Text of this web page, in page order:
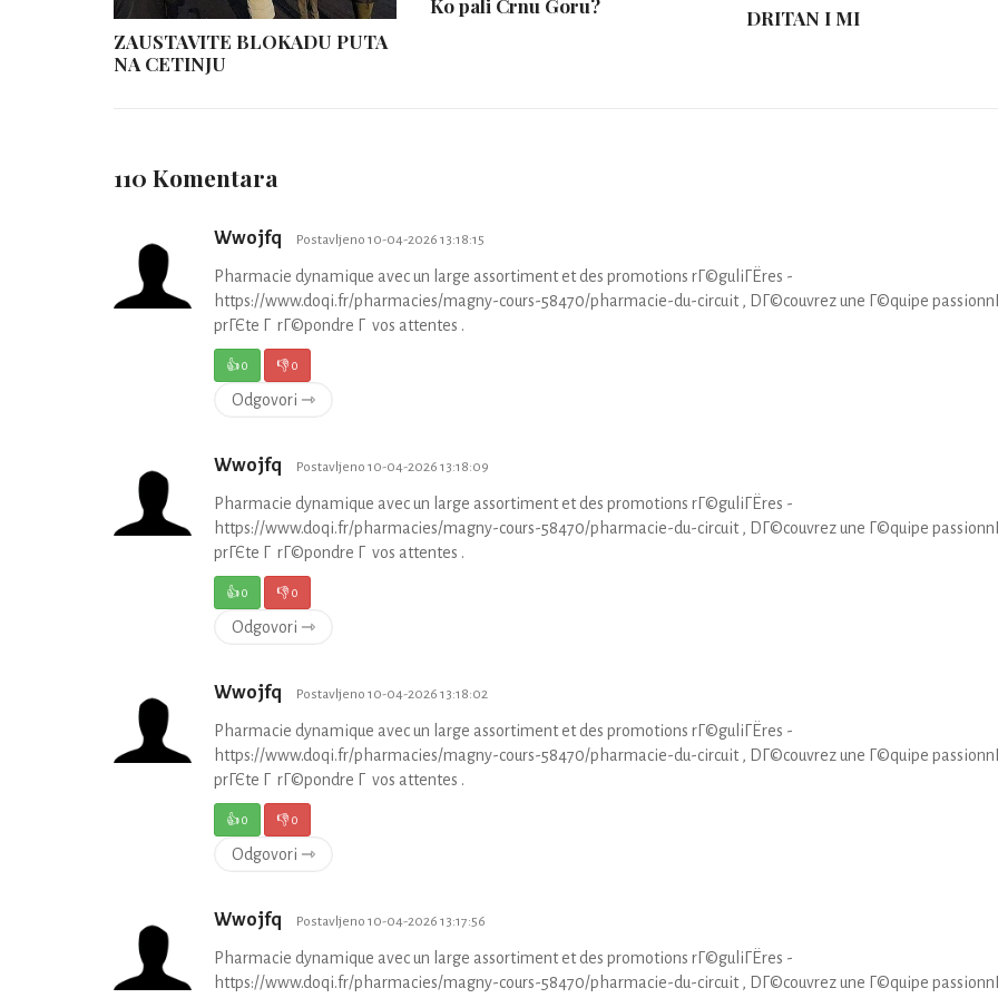
ZAUSTAVITE BLOKADU PUTA
NA CETINJU
Ko pali Crnu Goru? DRITAN I MI
110 Komentara
Wwojfq Postavljeno 10-04-2026 13:18:15
Pharmacie dynamique avec un large assortiment et des promotions rГ©guliГЁres -
https://www.doqi.fr/pharmacies/magny-cours-58470/pharmacie-du-circuit , DГ©couvrez une Г©quipe
prГЄte Г rГ©pondre Г vos attentes .
👍0 👎0
Odgovori ⇾
Wwojfq Postavljeno 10-04-2026 13:18:09
Pharmacie dynamique avec un large assortiment et des promotions rГ©guliГЁres -
https://www.doqi.fr/pharmacies/magny-cours-58470/pharmacie-du-circuit , DГ©couvrez une Г©quipe
prГЄte Г rГ©pondre Г vos attentes .
👍0 👎0
Odgovori ⇾
Wwojfq Postavljeno 10-04-2026 13:18:02
Pharmacie dynamique avec un large assortiment et des promotions rГ©guliГЁres -
https://www.doqi.fr/pharmacies/magny-cours-58470/pharmacie-du-circuit , DГ©couvrez une Г©quipe
prГЄte Г rГ©pondre Г vos attentes .
👍0 👎0
Odgovori ⇾
Wwojfq Postavljeno 10-04-2026 13:17:56
Pharmacie dynamique avec un large assortiment et des promotions rГ©guliГЁres -
https://www.doqi.fr/pharmacies/magny-cours-58470/pharmacie-du-circuit , DГ©couvrez une Г©quipe